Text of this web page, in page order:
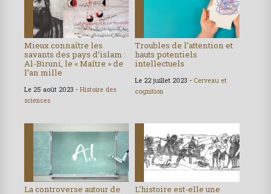
Mieux connaître les
savants des pays d’islam :
Al-Biruni, le « Maître » de
l’an mille
Le 25 août 2023 - Histoire des
sciences
Troubles de l’attention et
hauts potentiels
intellectuels
Le 22 juillet 2023 - Cerveau et
cognition
La controverse autour de
L’histoire est-elle une